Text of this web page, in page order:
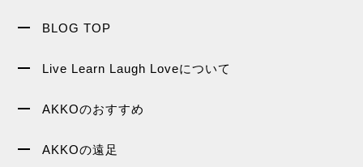
BLOG TOP
Live Learn Laugh Loveについて
AKKOのおすすめ
AKKOの遠足